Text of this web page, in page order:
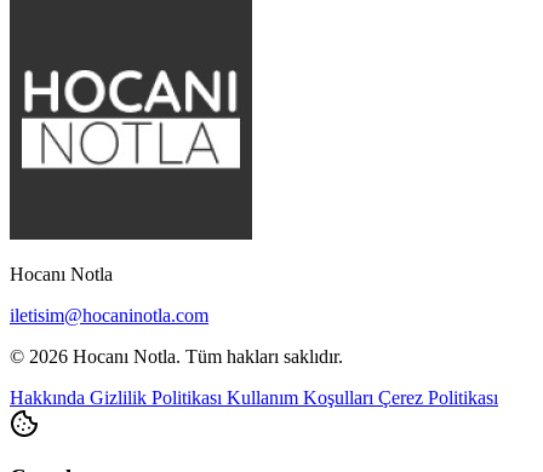
Hocanı Notla
iletisim@hocaninotla.com
© 2026 Hocanı Notla. Tüm hakları saklıdır.
Hakkında Gizlilik Politikası Kullanım Koşulları Çerez Politikası